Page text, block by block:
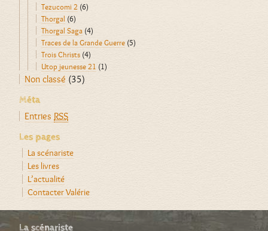
Tezucomi 2 (6)
Thorgal (6)
Thorgal Saga (4)
Traces de la Grande Guerre (5)
Trois Christs (4)
Utop jeunesse 21 (1)
Non classé (35)
Méta
Entries RSS
Les pages
La scénariste
Les livres
L’actualité
Contacter Valérie
La scénariste